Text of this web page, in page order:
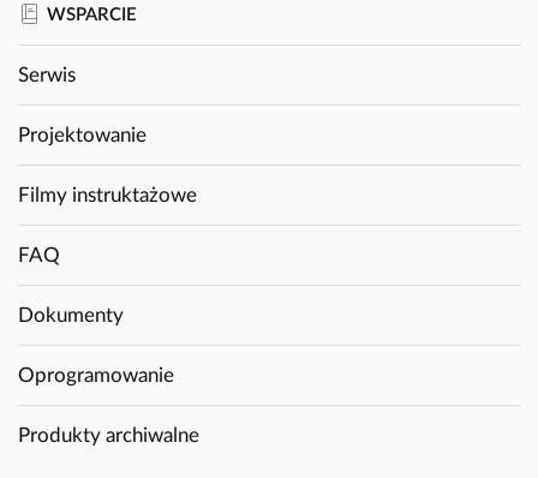
WSPARCIE
Serwis
Projektowanie
Filmy instruktażowe
FAQ
Dokumenty
Oprogramowanie
Produkty archiwalne